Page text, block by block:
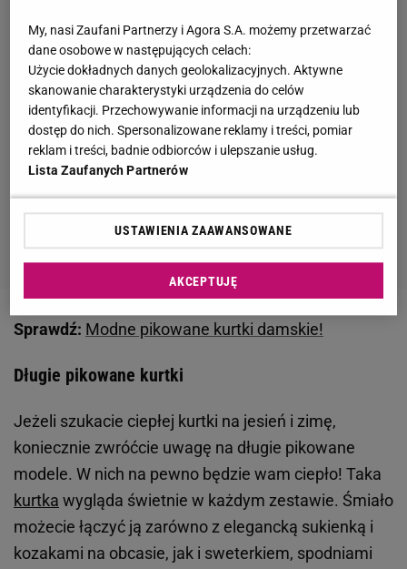
Sprawdź: Modne pikowane kurtki damskie!
Długie pikowane kurtki
Jeżeli szukacie ciepłej kurtki na jesień i zimę,
koniecznie zwróćcie uwagę na długie pikowane
modele. W nich na pewno będzie wam ciepło! Taka
kurtka wygląda świetnie w każdym zestawie. Śmiało
możecie łączyć ją zarówno z elegancką sukienką i
kozakami na obcasie, jak i sweterkiem, spodniami
My, nasi Zaufani Partnerzy i Agora S.A. możemy przetwarzać
dane osobowe w następujących celach:
Użycie dokładnych danych geolokalizacyjnych. Aktywne
skanowanie charakterystyki urządzenia do celów
identyfikacji. Przechowywanie informacji na urządzeniu lub
dostęp do nich. Spersonalizowane reklamy i treści, pomiar
reklam i treści, badnie odbiorców i ulepszanie usług.
Lista Zaufanych Partnerów
USTAWIENIA ZAAWANSOWANE
AKCEPTUJĘ